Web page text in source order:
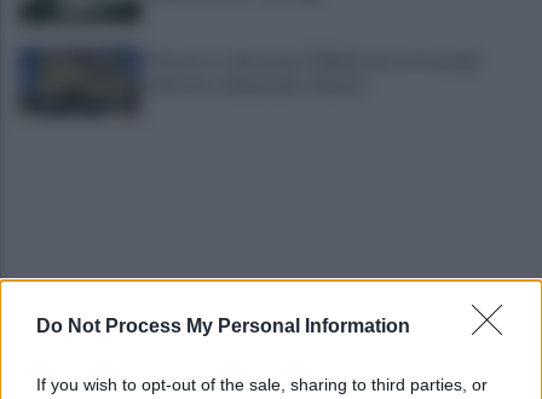
Do Not Process My Personal Information
If you wish to opt-out of the sale, sharing to third parties, or
Maltempo, oggi pomeriggio scatta l'allerta